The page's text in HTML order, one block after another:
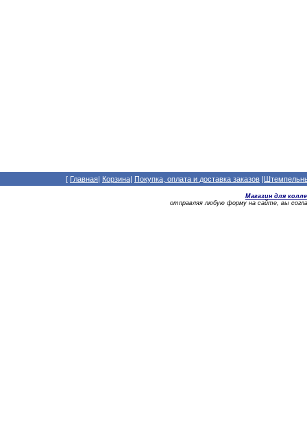
[ Главная| Корзина| Покупка, оплата и доставка заказов |
Магазин для
отправляя любую форму на сайте, вы